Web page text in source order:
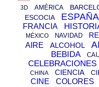
3D AMÉRICA
ESCOCIA ESPAÑA
FRANCIA
MÉXICO NAVIDAD
AIRE
ALCOHOL
BEBIDA
CELEBRACIONES
CHINA CIENCIA
CINE COLORES